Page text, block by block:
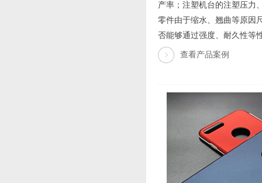
产率；注塑机台的注塑压力
零件由于缩水、翘曲等原因
否能够通过强度、耐久性
查看产品案例